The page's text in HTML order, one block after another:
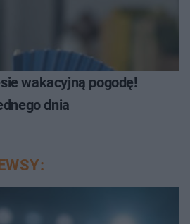
wakacyjną pogodę!
dnia